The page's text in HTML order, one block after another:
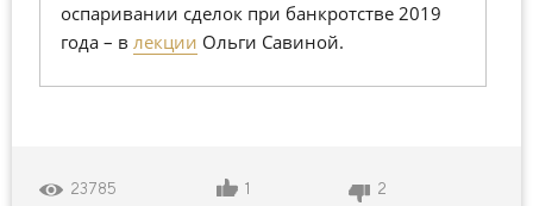
оспаривании сделок при банкротстве 2019
года – в лекции Ольги Савиной.
23785 1 2